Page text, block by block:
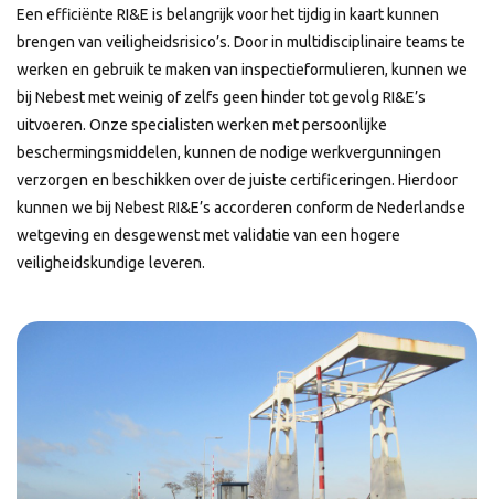
Een efficiënte RI&E is belangrijk voor het tijdig in kaart kunnen
brengen van veiligheidsrisico’s. Door in multidisciplinaire teams te
werken en gebruik te maken van inspectieformulieren, kunnen we
bij Nebest met weinig of zelfs geen hinder tot gevolg RI&E’s
uitvoeren. Onze specialisten werken met persoonlijke
beschermingsmiddelen, kunnen de nodige werkvergunningen
verzorgen en beschikken over de juiste certificeringen. Hierdoor
kunnen we bij Nebest RI&E’s accorderen conform de Nederlandse
wetgeving en desgewenst met validatie van een hogere
veiligheidskundige leveren.